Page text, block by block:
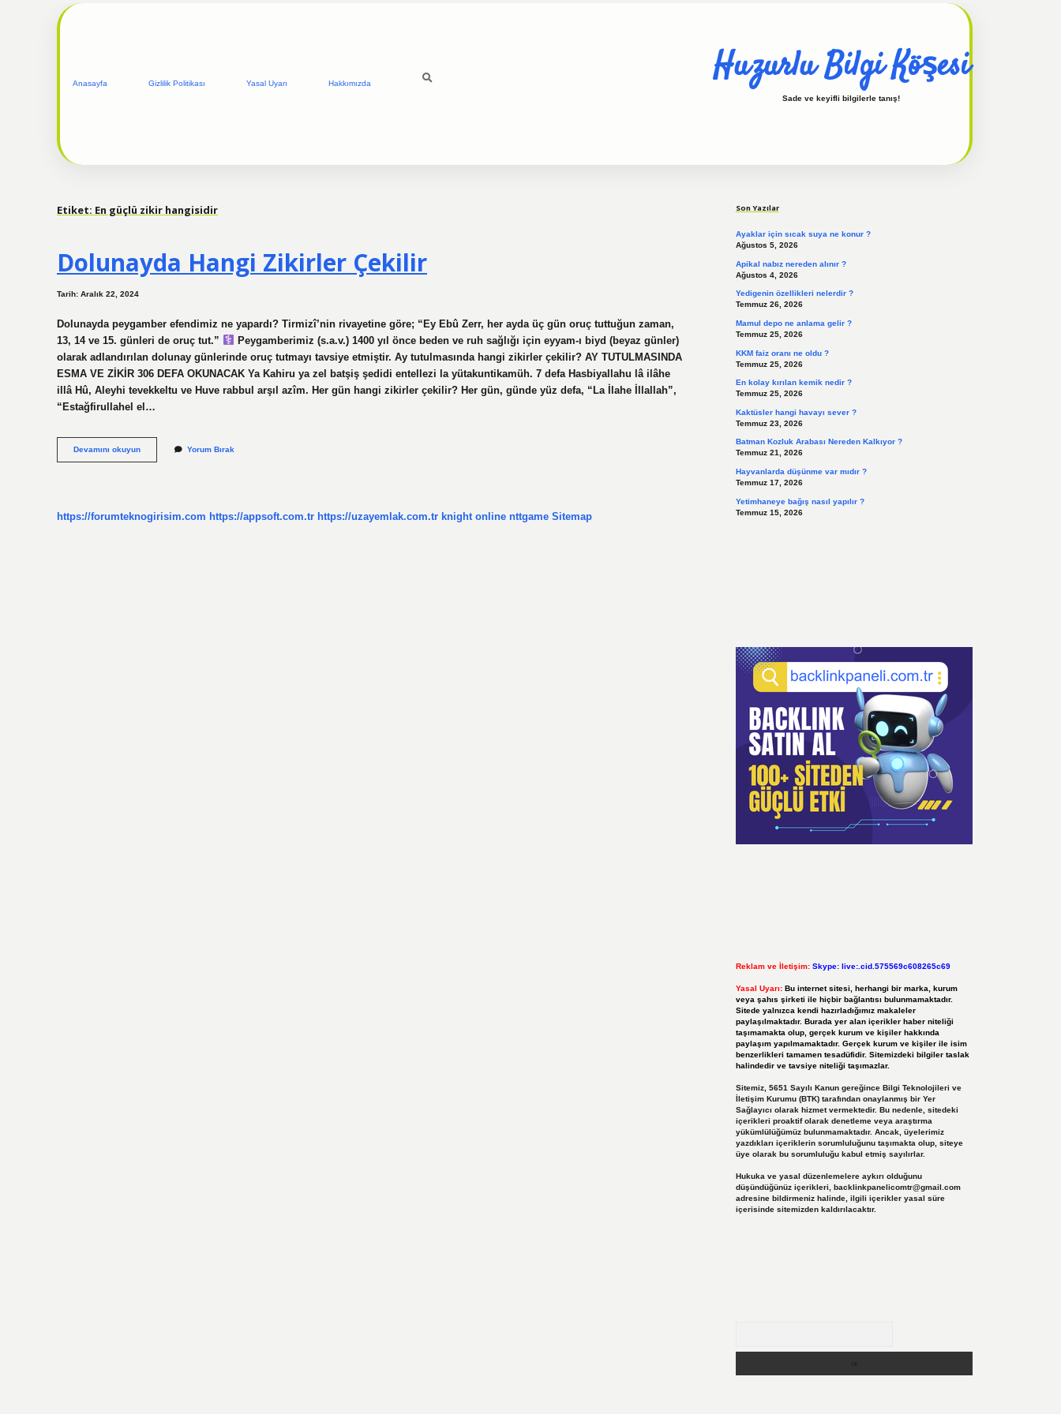
Anasayfa Gizlilik Politikası Yasal Uyarı Hakkımızda Huzurlu Bilgi Köşesi
Sade ve keyifli bilgilerle tanış!
Etiket: En güçlü zikir hangisidir
Dolunayda Hangi Zikirler Çekilir
Tarih: Aralık 22, 2024
Dolunayda peygamber efendimiz ne yapardı? Tirmizî’nin rivayetine göre; “Ey Ebû Zerr, her ayda üç gün oruç tuttuğun zaman,
13, 14 ve 15. günleri de oruç tut.”
Peygamberimiz (s.a.v.) 1400 yıl önce beden ve ruh sağlığı için eyyam-ı biyd (beyaz günler)
olarak adlandırılan dolunay günlerinde oruç tutmayı tavsiye etmiştir. Ay tutulmasında hangi zikirler çekilir? AY TUTULMASINDA
ESMA VE ZİKİR 306 DEFA OKUNACAK Ya Kahiru ya zel batşiş şedidi entellezi la yütakuntikamüh. 7 defa Hasbiyallahu lâ ilâhe
illâ Hû, Aleyhi tevekkeltu ve Huve rabbul arşıl azîm. Her gün hangi zikirler çekilir? Her gün, günde yüz defa, “La İlahe İllallah”,
“Estağfirullahel el…
Devamını okuyunDolunayda
Hangi
Yorum Bırak
https://forumteknogirisim.com https://appsoft.com.tr https://uzayemlak.com.tr knight online nttgame Sitemap
Son Yazılar
Ayaklar için sıcak suya ne konur ?
Ağustos 5, 2026
Apikal nabız nereden alınır ?
Ağustos 4, 2026
Yedigenin özellikleri nelerdir ?
Temmuz 26, 2026
Mamul depo ne anlama gelir ?
Temmuz 25, 2026
KKM faiz oranı ne oldu ?
Temmuz 25, 2026
En kolay kırılan kemik nedir ?
Temmuz 25, 2026
Kaktüsler hangi havayı sever ?
Temmuz 23, 2026
Batman Kozluk Arabası Nereden Kalkıyor ?
Temmuz 21, 2026
Hayvanlarda düşünme var mıdır ?
Temmuz 17, 2026
Yetimhaneye bağış nasıl yapılır ?
Temmuz 15, 2026
Reklam ve İletişim: Skype: live:.cid.575569c608265c69
Yasal Uyarı: Bu internet sitesi, herhangi bir marka, kurum
veya şahıs şirketi ile hiçbir bağlantısı bulunmamaktadır.
Sitede yalnızca kendi hazırladığımız makaleler
paylaşılmaktadır. Burada yer alan içerikler haber niteliği
taşımamakta olup, gerçek kurum ve kişiler hakkında
paylaşım yapılmamaktadır. Gerçek kurum ve kişiler ile isim
benzerlikleri tamamen tesadüfidir. Sitemizdeki bilgiler taslak
halindedir ve tavsiye niteliği taşımazlar.
Sitemiz, 5651 Sayılı Kanun gereğince Bilgi Teknolojileri ve
İletişim Kurumu (BTK) tarafından onaylanmış bir Yer
Sağlayıcı olarak hizmet vermektedir. Bu nedenle, sitedeki
içerikleri proaktif olarak denetleme veya araştırma
yükümlülüğümüz bulunmamaktadır. Ancak, üyelerimiz
yazdıkları içeriklerin sorumluluğunu taşımakta olup, siteye
üye olarak bu sorumluluğu kabul etmiş sayılırlar.
Hukuka ve yasal düzenlemelere aykırı olduğunu
düşündüğünüz içerikleri, backlinkpanelicomtr@gmail.com
adresine bildirmeniz halinde, ilgili içerikler yasal süre
içerisinde sitemizden kaldırılacaktır.